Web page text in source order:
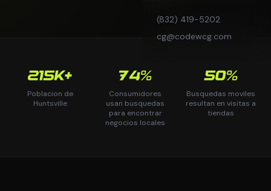
(832) 419-5202
cg@codewcg.com
215K+
Poblacion de
Huntsville
74%
Consumidores
usan busquedas
para encontrar
negocios locales
50%
Busquedas moviles
resultan en visitas a
tiendas